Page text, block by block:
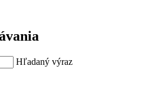
Hľadaný výraz